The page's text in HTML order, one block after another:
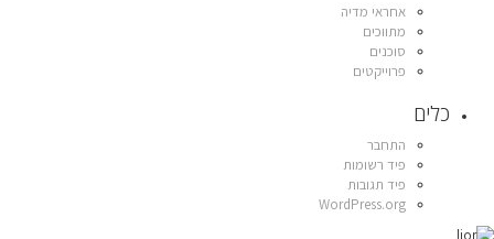
אחראי מדיה
מתווכים
סוכנים
פרוייקטים
כלים
התחבר
פיד רשומות
פיד תגובות
WordPress.org